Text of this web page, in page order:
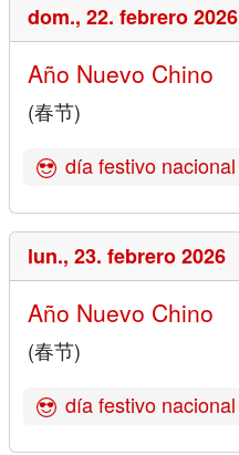
dom., 22. febrero 2026
Año Nuevo Chino
(春节)
día festivo nacional
lun., 23. febrero 2026
Año Nuevo Chino
(春节)
día festivo nacional